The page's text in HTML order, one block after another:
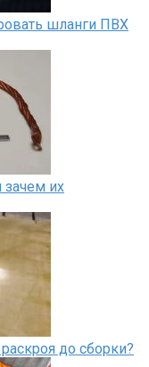
шланги ПВХ
их
до сборки?